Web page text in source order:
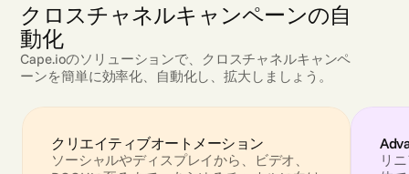
クロスチャネルキャンペーンの自
動化
Cape.ioのソリューションで、クロスチャネルキャンペ
ーンを簡単に効率化、自動化し、拡大しましょう。
クリエイティブオートメーション
ソーシャルやディスプレイから、ビデオ、
リ